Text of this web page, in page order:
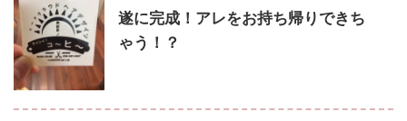
遂に完成！アレをお持ち帰りできち
ゃう！？